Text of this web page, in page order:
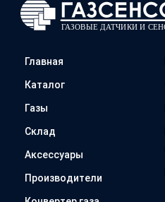
Главная
Каталог
Газы
Склад
Аксессуары
Производители